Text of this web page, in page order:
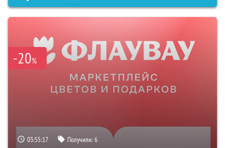
-20%
03:55:16 Получили:6